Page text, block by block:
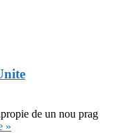
de un nou prag
»